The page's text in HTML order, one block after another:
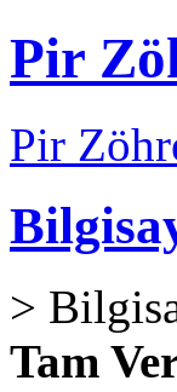
Pir
Pir
>
Tam